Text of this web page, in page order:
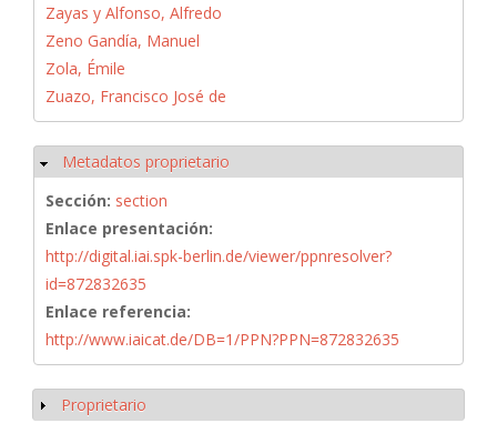
Zayas y Alfonso, Alfredo
Zeno Gandía, Manuel
Zola, Émile
Zuazo, Francisco José de
Ocultar
Metadatos proprietario
Sección: section
Enlace presentación:
http://digital.iai.spk-berlin.de/viewer/ppnresolver?
id=872832635
Enlace referencia:
http://www.iaicat.de/DB=1/PPN?PPN=872832635
Mostrar
Proprietario